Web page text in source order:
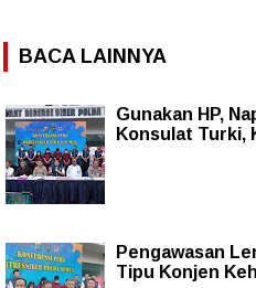
BACA LAINNYA
Gunakan HP,
Konsulat Turki,
Pengawasan
Tipu Konjen